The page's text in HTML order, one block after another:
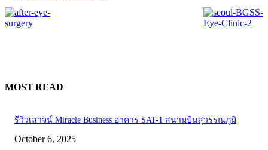
MOST READ
รีวิวเลาจน์ Miracle Business อาคาร SAT-1 สนามบินสุวรรณภูมิ
October 6, 2025